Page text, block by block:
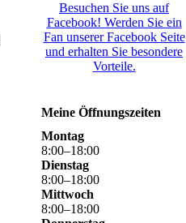
Besuchen Sie uns auf
Facebook! Werden Sie ein
Fan unserer Facebook Seite
und erhalten Sie besondere
Vorteile.
Meine Öffnungszeiten
Montag
8:00–18:00
Dienstag
8:00–18:00
Mittwoch
8:00–18:00